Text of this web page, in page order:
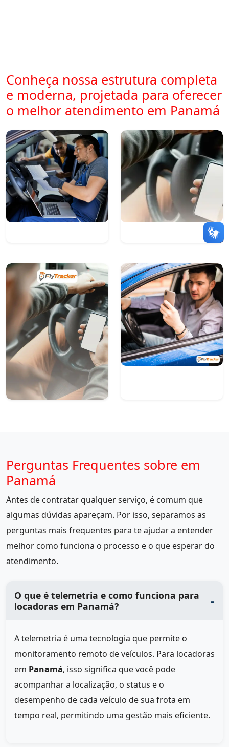
Conheça nossa estrutura completa
e moderna, projetada para oferecer
o melhor atendimento em Panamá
Perguntas Frequentes sobre em
Panamá
Antes de contratar qualquer serviço, é comum que
algumas dúvidas apareçam. Por isso, separamos as
perguntas mais frequentes para te ajudar a entender
melhor como funciona o processo e o que esperar do
atendimento.
O que é telemetria e como funciona para
locadoras em Panamá?
A telemetria é uma tecnologia que permite o
monitoramento remoto de veículos. Para locadoras
em Panamá, isso significa que você pode
acompanhar a localização, o status e o
desempenho de cada veículo de sua frota em
tempo real, permitindo uma gestão mais eficiente.